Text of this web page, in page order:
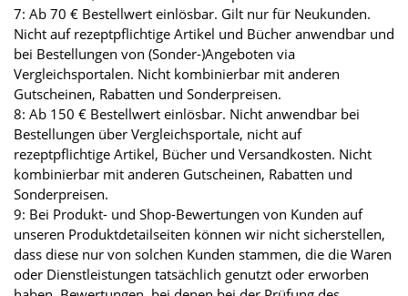
7: Ab 70 € Bestellwert einlösbar. Gilt nur für Neukunden.
Nicht auf rezeptpflichtige Artikel und Bücher anwendbar und
bei Bestellungen von (Sonder-)Angeboten via
Vergleichsportalen. Nicht kombinierbar mit anderen
Gutscheinen, Rabatten und Sonderpreisen.
8: Ab 150 € Bestellwert einlösbar. Nicht anwendbar bei
Bestellungen über Vergleichsportale, nicht auf
rezeptpflichtige Artikel, Bücher und Versandkosten. Nicht
kombinierbar mit anderen Gutscheinen, Rabatten und
Sonderpreisen.
9: Bei Produkt- und Shop-Bewertungen von Kunden auf
unseren Produktdetailseiten können wir nicht sicherstellen,
dass diese nur von solchen Kunden stammen, die die Waren
oder Dienstleistungen tatsächlich genutzt oder erworben